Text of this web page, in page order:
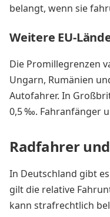
belangt, wenn sie
Weitere EU-
Die Promillegrenzen
Ungarn, Rumänien
Autofahrer. In
0,5 ‰. Fahranfänger
Radfahrer
In Deutschland gibt
gilt die relative
kann strafrechtlich